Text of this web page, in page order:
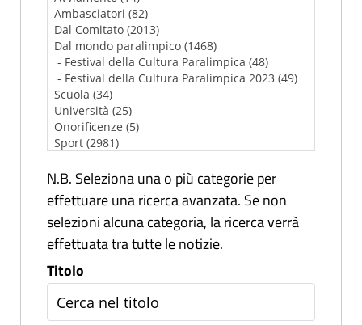
N.B. Seleziona una o più categorie per
effettuare una ricerca avanzata. Se non
selezioni alcuna categoria, la ricerca verrà
effettuata tra tutte le notizie.
Titolo